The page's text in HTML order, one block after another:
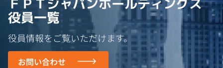
役員一覧
役員情報をご覧いただけます。
お問い合わせ